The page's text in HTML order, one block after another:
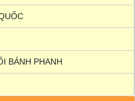
BÁNH PHANH